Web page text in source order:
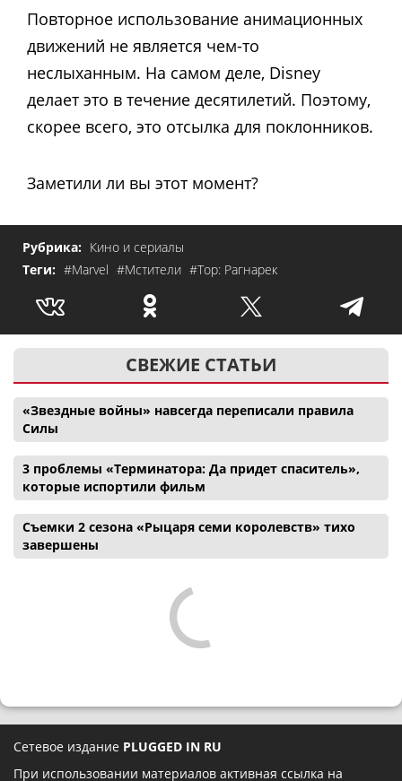
Повторное использование анимационных
движений не является чем-то
неслыханным. На самом деле, Disney
делает это в течение десятилетий. Поэтому,
скорее всего, это отсылка для поклонников.
Заметили ли вы этот момент?
Рубрика: Кино и сериалы
Теги: #Marvel #Мстители #Тор: Рагнарек
СВЕЖИЕ СТАТЬИ
«Звездные войны» навсегда переписали правила
Силы
3 проблемы «Терминатора: Да придет спаситель»,
которые испортили фильм
Съемки 2 сезона «Рыцаря семи королевств» тихо
завершены
Сетевое издание PLUGGED IN RU
При использовании материалов активная ссылка на